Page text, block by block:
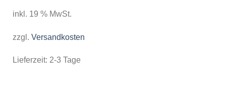
inkl. 19 % MwSt.
zzgl. Versandkosten
Lieferzeit: 2-3 Tage